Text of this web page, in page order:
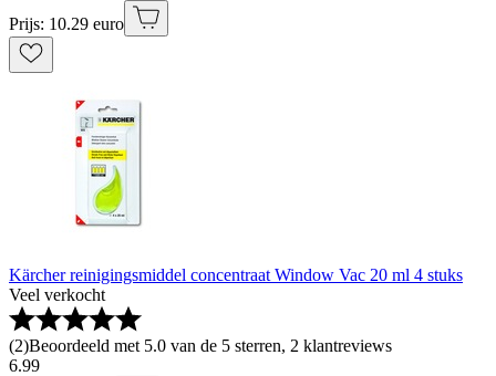
Prijs: 10.29 euro
Kärcher reinigingsmiddel concentraat Window Vac 20 ml 4 stuks
Veel verkocht
(2)Beoordeeld met 5.0 van de 5 sterren, 2 klantreviews
6.99